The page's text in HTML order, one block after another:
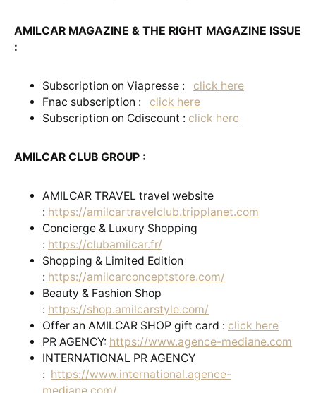
AMILCAR MAGAZINE & THE RIGHT MAGAZINE ISSUE
:
Subscription on Viapresse : click here
Fnac subscription : click here
Subscription on Cdiscount : click here
AMILCAR CLUB GROUP :
AMILCAR TRAVEL travel website
: https://amilcartravelclub.tripplanet.com
Concierge & Luxury Shopping
: https://clubamilcar.fr/
Shopping & Limited Edition
: https://amilcarconceptstore.com/
Beauty & Fashion Shop
: https://shop.amilcarstyle.com/
Offer an AMILCAR SHOP gift card : click here
PR AGENCY: https://www.agence-mediane.com
INTERNATIONAL PR AGENCY
: https://www.international.agence-